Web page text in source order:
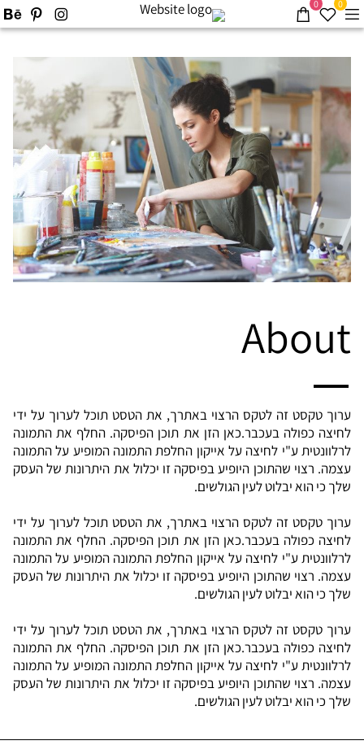
0
0
About
ערוך טקסט זה לטקס הרצוי באתרך, את הטסט תוכל לערוך על ידי
לחיצה כפולה בעכבר.כאן הזן את תוכן הפיסקה. החלף את התמונה
לרלוונטית ע"י לחיצה על אייקון החלפת התמונה המופיע על התמונה
עצמה. רצוי שהתוכן היופיע בפיסקה זו יכלול את היתרונות של העסק
שלך כי הוא יבלוט לעין הגולשים.
ערוך טקסט זה לטקס הרצוי באתרך, את הטסט תוכל לערוך על ידי
לחיצה כפולה בעכבר.כאן הזן את תוכן הפיסקה. החלף את התמונה
לרלוונטית ע"י לחיצה על אייקון החלפת התמונה המופיע על התמונה
עצמה. רצוי שהתוכן היופיע בפיסקה זו יכלול את היתרונות של העסק
שלך כי הוא יבלוט לעין הגולשים.
ערוך טקסט זה לטקס הרצוי באתרך, את הטסט תוכל לערוך על ידי
לחיצה כפולה בעכבר.כאן הזן את תוכן הפיסקה. החלף את התמונה
לרלוונטית ע"י לחיצה על אייקון החלפת התמונה המופיע על התמונה
עצמה. רצוי שהתוכן היופיע בפיסקה זו יכלול את היתרונות של העסק
שלך כי הוא יבלוט לעין הגולשים.